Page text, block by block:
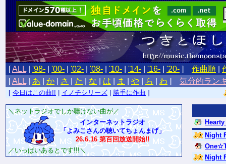
[ALL '98- '00- '02- '08- '10- '14- '16- '20- ] 作曲順
[ALL あ か さ た な は ま や ら わ ] 気分的ラン
[ 今日はこの曲!! イノチシリーズ 勝手に作曲 ]
＼ネットラジオでしか聴けない曲が／
インターネットラジオ
「よみこさんの聴いてちょんまげ」
26.6.16 第百回放送開始!!
／いっぱいあるとです!!!＼
Night
Night